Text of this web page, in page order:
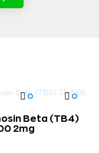
0 0
Beta (TB4)
2mg